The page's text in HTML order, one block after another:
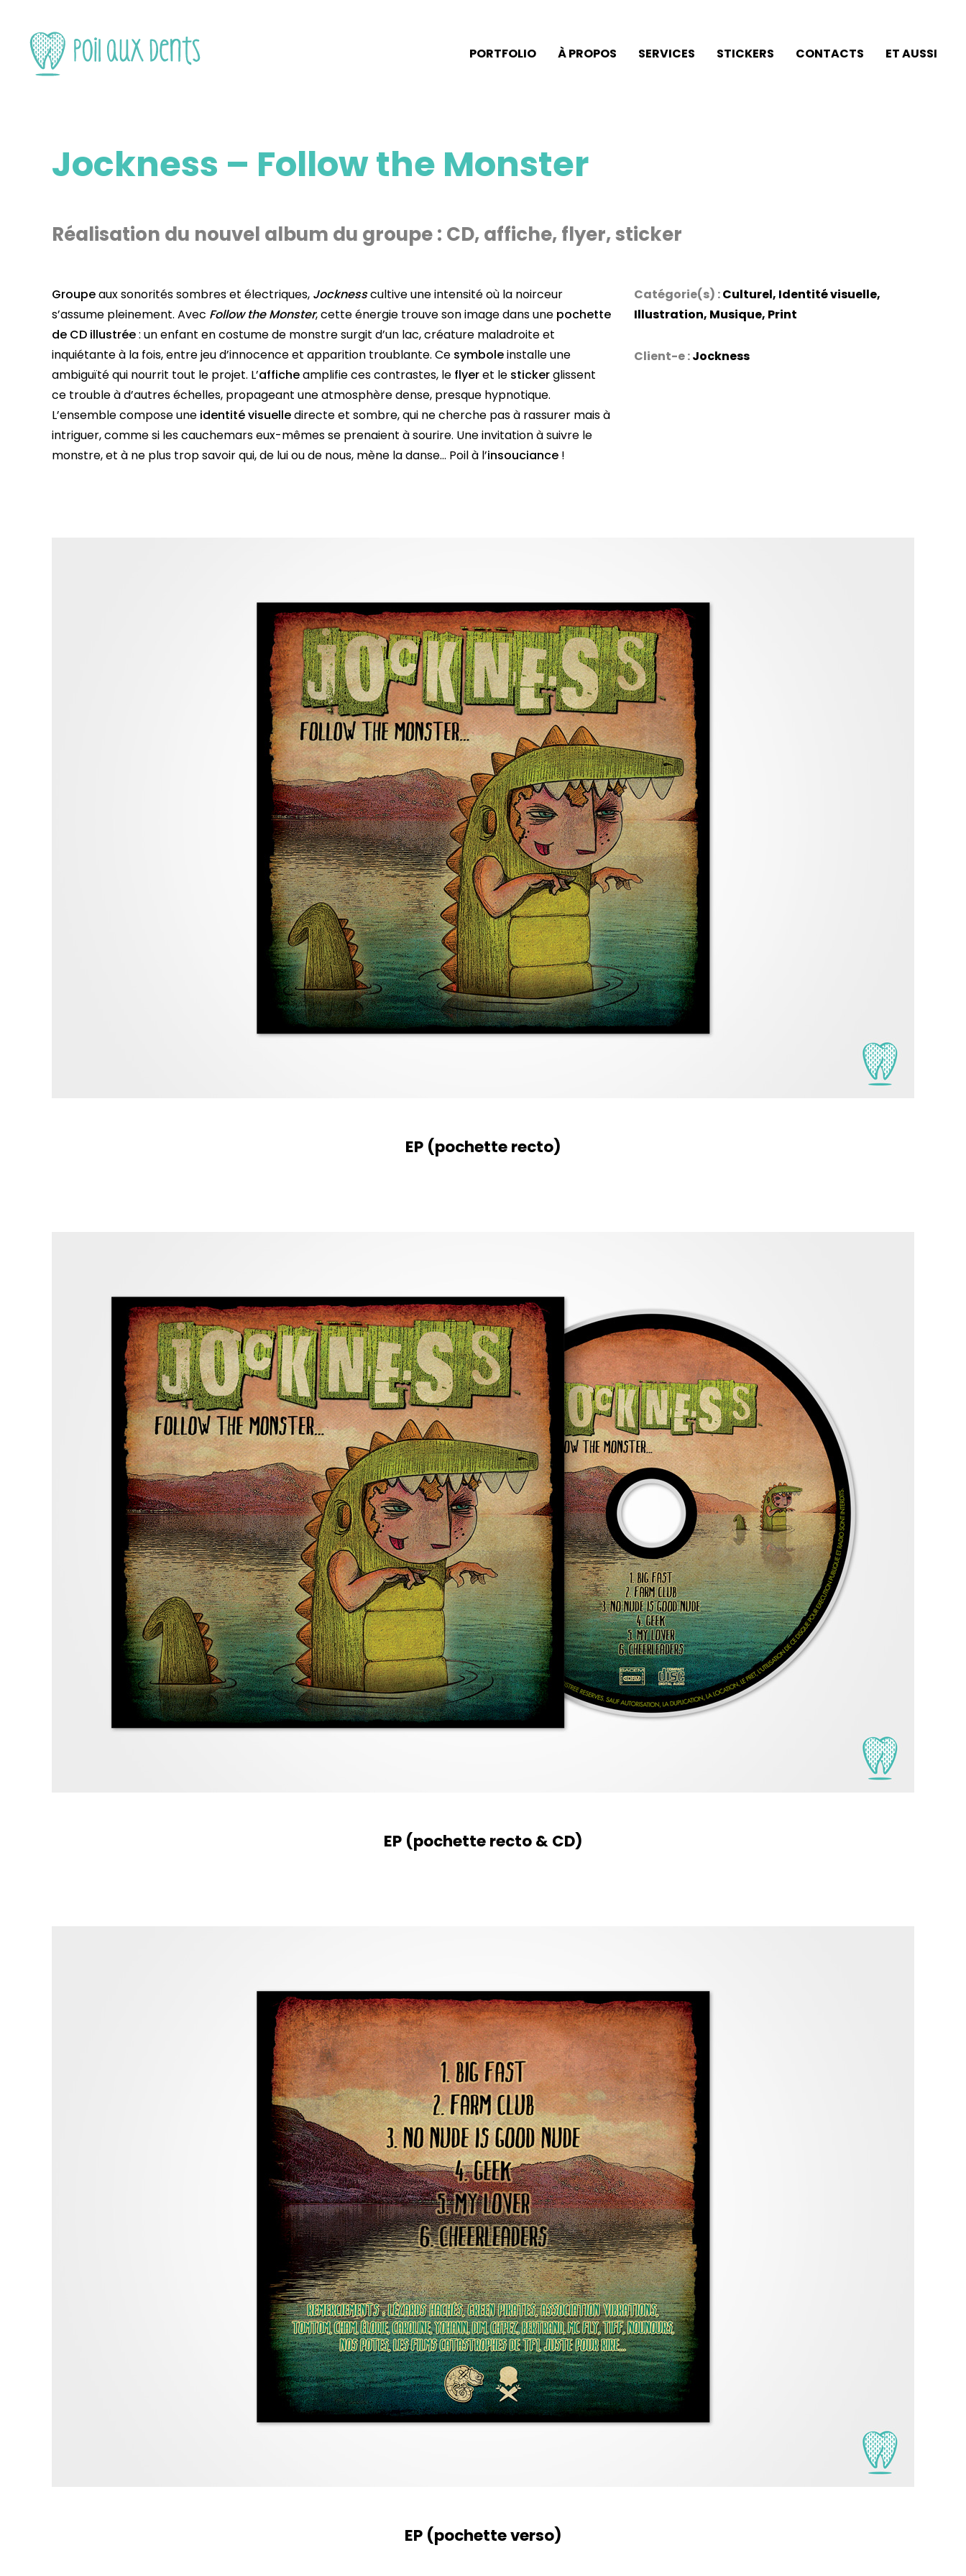
PORTFOLIO À PROPOS SERVICES STICKERS CONTACTS ET AUSSI
Jockness – Follow the Monster
Réalisation du nouvel album du groupe : CD, affiche, flyer, sticker
Groupeaux sonorités sombres et électriques, Jocknesscultive une intensité où la noirceur
s’assume pleinement. Avec Follow the Monster, cette énergie trouve son image dans une pochette
de CD illustrée: un enfant en costume de monstre surgit d’un lac, créature maladroite et
inquiétante à la fois, entre jeu d’innocence et apparition troublante. Ce symboleinstalle une
ambiguïté qui nourrit tout le projet. L’afficheamplifie ces contrastes, le flyeret le stickerglissent
ce trouble à d’autres échelles, propageant une atmosphère dense, presque hypnotique.
L’ensemble compose une identité visuelledirecte et sombre, qui ne cherche pas à rassurer mais à
intriguer, comme si les cauchemars eux-mêmes se prenaient à sourire. Une invitation à suivre le
monstre, et à ne plus trop savoir qui, de lui ou de nous, mène la danse… Poil à l’insouciance !
Catégorie(s) :Culturel, Identité visuelle,
Illustration, Musique, Print
Client-e :Jockness
EP (pochette recto)
EP (pochette recto & CD)
EP (pochette verso)